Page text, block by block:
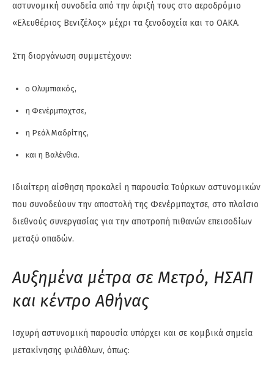
αστυνομική συνοδεία από την άφιξή τους στο αεροδρόμιο
«Ελευθέριος Βενιζέλος» μέχρι τα ξενοδοχεία και το ΟΑΚΑ.
Στη διοργάνωση συμμετέχουν:
ο Ολυμπιακός,
η Φενέρμπαχτσε,
η Ρεάλ Μαδρίτης,
και η Βαλένθια.
Ιδιαίτερη αίσθηση προκαλεί η παρουσία Τούρκων αστυνομικών
που συνοδεύουν την αποστολή της Φενέρμπαχτσε, στο πλαίσιο
διεθνούς συνεργασίας για την αποτροπή πιθανών επεισοδίων
μεταξύ οπαδών.
Αυξημένα μέτρα σε Μετρό, ΗΣΑΠ
και κέντρο Αθήνας
Ισχυρή αστυνομική παρουσία υπάρχει και σε κομβικά σημεία
μετακίνησης φιλάθλων, όπως: